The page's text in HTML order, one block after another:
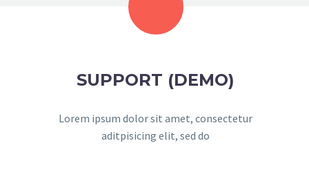
SUPPORT (DEMO)
Lorem ipsum dolor sit amet, consectetur
aditpisicing elit, sed do